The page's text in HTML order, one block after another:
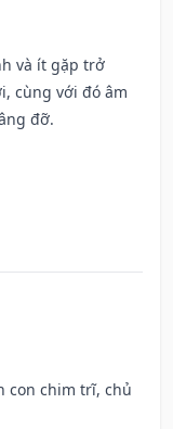
và ít gặp trở
cùng với đó âm
đỡ.
con chim trĩ, chủ